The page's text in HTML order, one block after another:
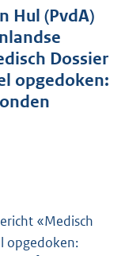
Hul (PvdA)
Dossier
opgedoken:
«Medisch
opgedoken: